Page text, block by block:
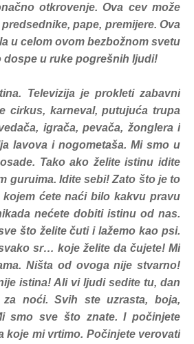
otkrovenje. Ova cev može
pape, premijere. Ova
u celom ovom bezbožnom svetu
dospe u ruke pogrešnih ljudi!
Televizija je prokleti zabavni
cirkus, karneval, putujuća trupa
igrača, pevača, žonglera i
lavova i nogometaša. Mi smo u
Tako ako želite istinu idite
guruima. Idite sebi! Zato što je to
ćete naći bilo kakvu pravu
nećete dobiti istinu od nas.
što želite čuti i lažemo kao psi.
sr… koje želite da čujete! Mi
Ništa od ovoga nije stvarno!
istina! Ali vi ljudi sedite tu, dan
noći. Svih ste uzrasta, boja,
smo sve što znate. I počinjete
koje mi vrtimo. Počinjete verovati